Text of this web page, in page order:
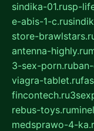
sindika-01.rusp-
e-abis-1-c.ru
store-
antenna-highly.ru
3-sex-porn.ru
viagra-tablet.ru
fincontech.ru
rebus-toys.ru
medsprawo-4-